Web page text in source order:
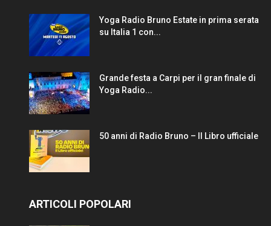
Yoga Radio Bruno Estate in prima serata
su Italia 1 con...
Grande festa a Carpi per il gran finale di
Yoga Radio...
50 anni di Radio Bruno – Il Libro ufficiale
ARTICOLI POPOLARI